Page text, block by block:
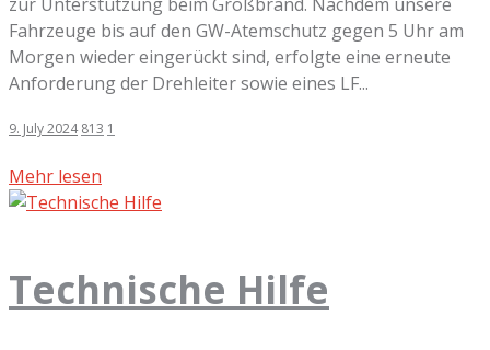
Fahrzeuge bis auf den GW-Atemschutz gegen 5 Uhr am
Morgen wieder eingerückt sind, erfolgte eine erneute
Anforderung der Drehleiter sowie eines LF...
9. July 2024 813 1
Mehr lesen
Technische Hilfe